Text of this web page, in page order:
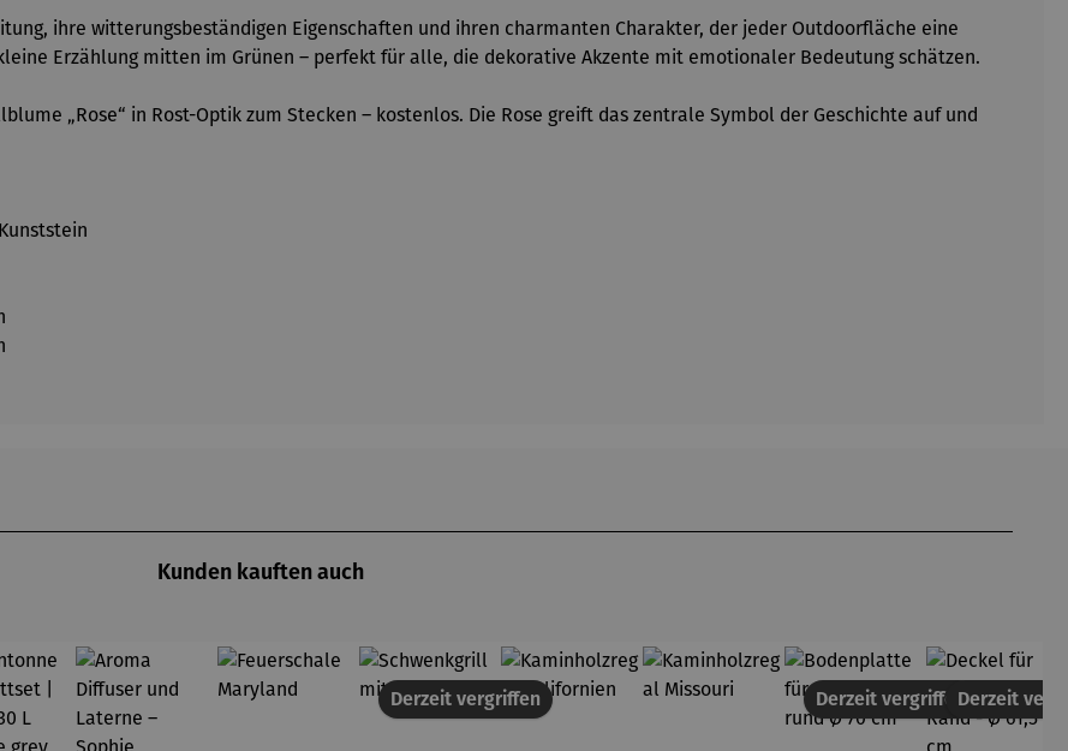
ihre witterungsbeständigen Eigenschaften und ihren charmanten Charakter, der jeder Outdoorfläche eine
Erzählung mitten im Grünen – perfekt für alle, die dekorative Akzente mit emotionaler Bedeutung schätzen.
„Rose“ in Rost-Optik zum Stecken – kostenlos. Die Rose greift das zentrale Symbol der Geschichte auf und
Kunden kauften auch
Derzeit vergriffen Derzeit vergriffenDerzeit